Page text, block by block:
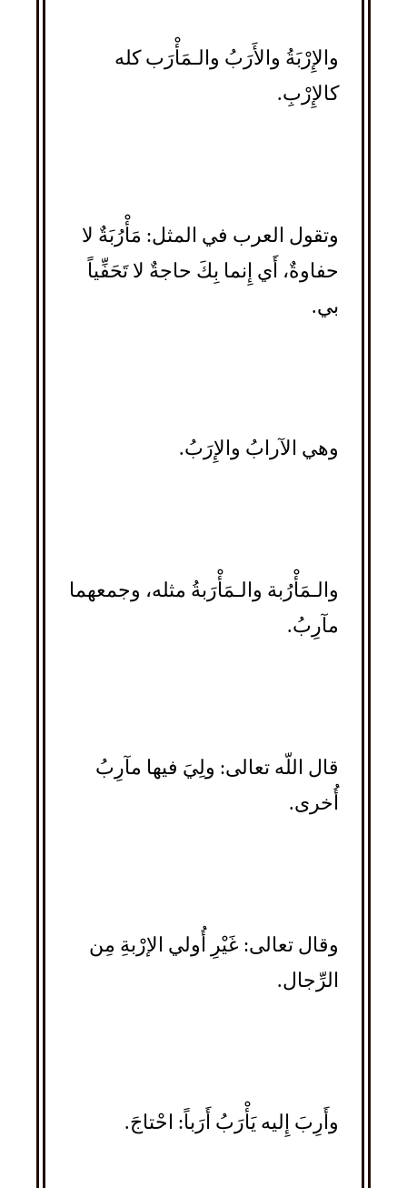
والإِرْبَةُ والأَرَبُ والـمَأْرَب كله
كالإِرْبِ.
وتقول العرب في المثل: مَأْرُبَةٌ لا
حفاوةٌ، أَي إِنما بِكَ حاجةٌ لا تَحَفِّياً
بي.
وهي الآرابُ والإِرَبُ.
والـمَأْرُبة والـمَأْرَبةُ مثله، وجمعهما
مآرِبُ.
قال اللّه تعالى: ولِيَ فيها مآرِبُ
أُخرى.
وقال تعالى: غَيْرِ أُولي الإرْبةِ مِن
الرِّجال.
وأَرِبَ إِليه يَأْرَبُ أَرَباً: احْتاجَ.